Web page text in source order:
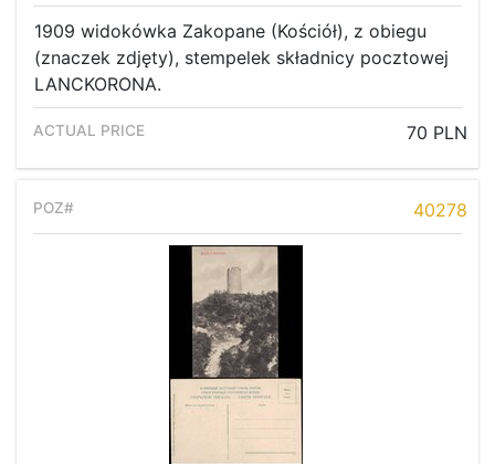
1909 widokówka Zakopane (Kościół), z obiegu
(znaczek zdjęty), stempelek składnicy pocztowej
LANCKORONA.
70 PLN
40278